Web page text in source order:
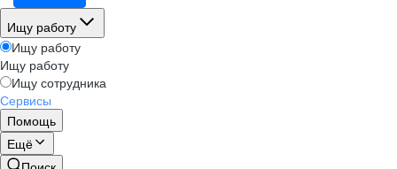
Ищу работу
Ищу работу
Ищу работу
Ищу сотрудника
Сервисы
Помощь
Ещё